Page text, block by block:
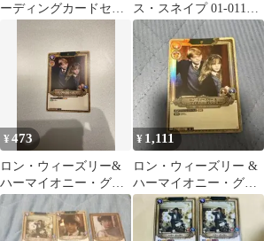
ーディングカードセッ
ス・スネイプ 01-011
SRカード
¥473
ロン・ウィーズリー&
ハーマイオニー・グレ
ンジャー SR 01-004
ハリー・ポッターカー
ドゲーム
¥ 1,111
ロン・ウィーズリー &
ハーマイオニー・グレ
ンジャー 01-004 SR